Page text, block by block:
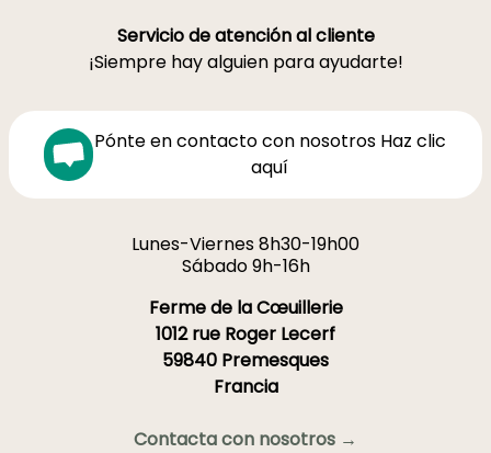
Servicio de atención al cliente
¡Siempre hay alguien para ayudarte!
Pónte en contacto con nosotros Haz clic
aquí
Lunes-Viernes 8h30-19h00
Sábado 9h-16h
Ferme de la Cœuillerie
1012 rue Roger Lecerf
59840 Premesques
Francia
Contacta con nosotros →